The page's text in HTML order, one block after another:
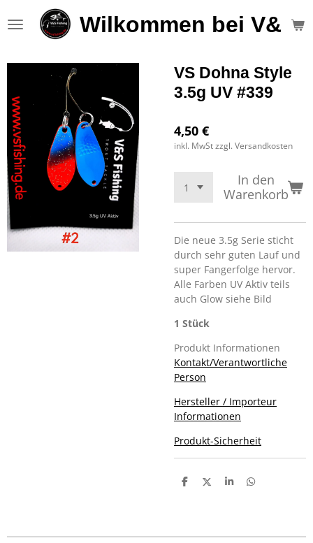
Hauptinhalt
Wilkommen bei V&S
VS Dohna Style
3.5g UV #339
4,50 €
inkl. MwSt zzgl. Versandkosten
In den
Warenkorb
Die neue 3.5g Serie sticht
durch sehr guten Lauf und
super Fangerfolge hervor.
Alle Farben UV Aktiv teils
auch Glow siehe Bild
1 Stück
Produkt Informationen
Kontakt/Verantwortliche
Person
Hersteller / Importeur
Informationen
Produkt-Sicherheit
T
n
T
n
T
n
T
n